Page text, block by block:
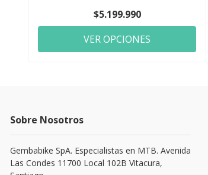
$5.199.990
VER OPCIONES
Sobre Nosotros
Gembabike SpA. Especialistas en MTB. Avenida
Las Condes 11700 Local 102B Vitacura,